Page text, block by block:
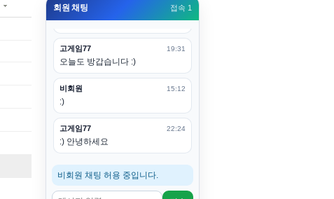
회원 채팅 접속 1
고게임77 00:20
(__)수고하십시용!
고게임77 19:31
오늘도 방갑습니다 :)
비회원 15:12
:)
고게임77 22:24
:) 안녕하세요
비회원 채팅 허용 중입니다.